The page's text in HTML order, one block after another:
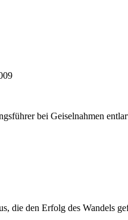
bei Geiselnahmen
die den Erfolg des Wandels